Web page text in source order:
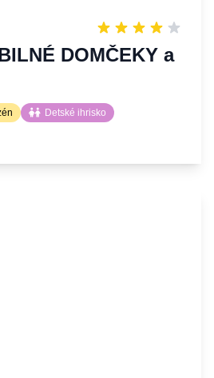
DOMČEKY a
Detské ihrisko